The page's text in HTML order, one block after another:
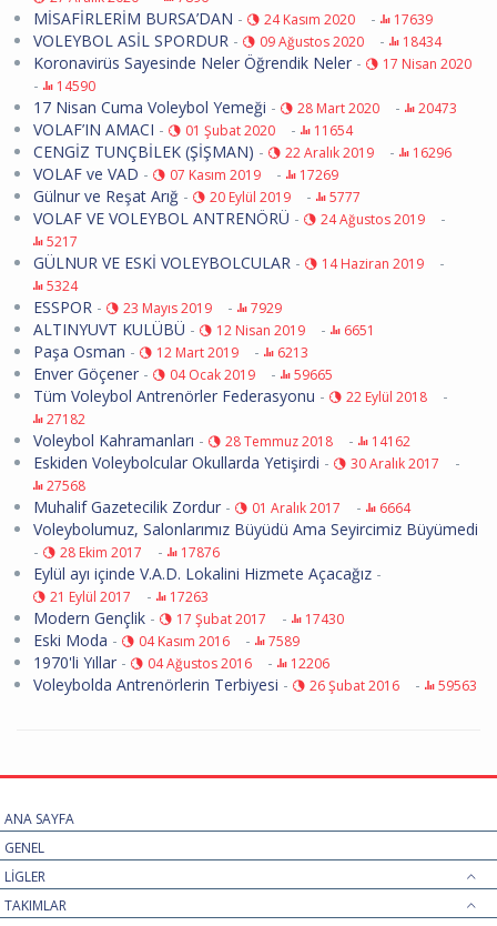
MİSAFİRLERİM BURSA’DAN - 24 Kasım 2020 - 17639
VOLEYBOL ASİL SPORDUR - 09 Ağustos 2020 - 18434
Koronavirüs Sayesinde Neler Öğrendik Neler - 17 Nisan 2020
- 14590
17 Nisan Cuma Voleybol Yemeği - 28 Mart 2020 - 20473
VOLAF’IN AMACI - 01 Şubat 2020 - 11654
CENGİZ TUNÇBİLEK (ŞİŞMAN) - 22 Aralık 2019 - 16296
VOLAF ve VAD - 07 Kasım 2019 - 17269
Gülnur ve Reşat Arığ - 20 Eylül 2019 - 5777
VOLAF VE VOLEYBOL ANTRENÖRÜ - 24 Ağustos 2019 -
5217
GÜLNUR VE ESKİ VOLEYBOLCULAR - 14 Haziran 2019 -
5324
ESSPOR - 23 Mayıs 2019 - 7929
ALTINYUVT KULÜBÜ - 12 Nisan 2019 - 6651
Paşa Osman - 12 Mart 2019 - 6213
Enver Göçener - 04 Ocak 2019 - 59665
Tüm Voleybol Antrenörler Federasyonu - 22 Eylül 2018 -
27182
Voleybol Kahramanları - 28 Temmuz 2018 - 14162
Eskiden Voleybolcular Okullarda Yetişirdi - 30 Aralık 2017 -
27568
Muhalif Gazetecilik Zordur - 01 Aralık 2017 - 6664
Voleybolumuz, Salonlarımız Büyüdü Ama Seyircimiz Büyümedi
-
28 Ekim 2017 - 17876
Eylül ayı içinde V.A.D. Lokalini Hizmete Açacağız -
21 Eylül 2017 - 17263
Modern Gençlik - 17 Şubat 2017 - 17430
Eski Moda - 04 Kasım 2016 - 7589
1970'li Yıllar - 04 Ağustos 2016 - 12206
Voleybolda Antrenörlerin Terbiyesi - 26 Şubat 2016 - 59563
ANA SAYFA
GENEL
LİGLER
TAKIMLAR